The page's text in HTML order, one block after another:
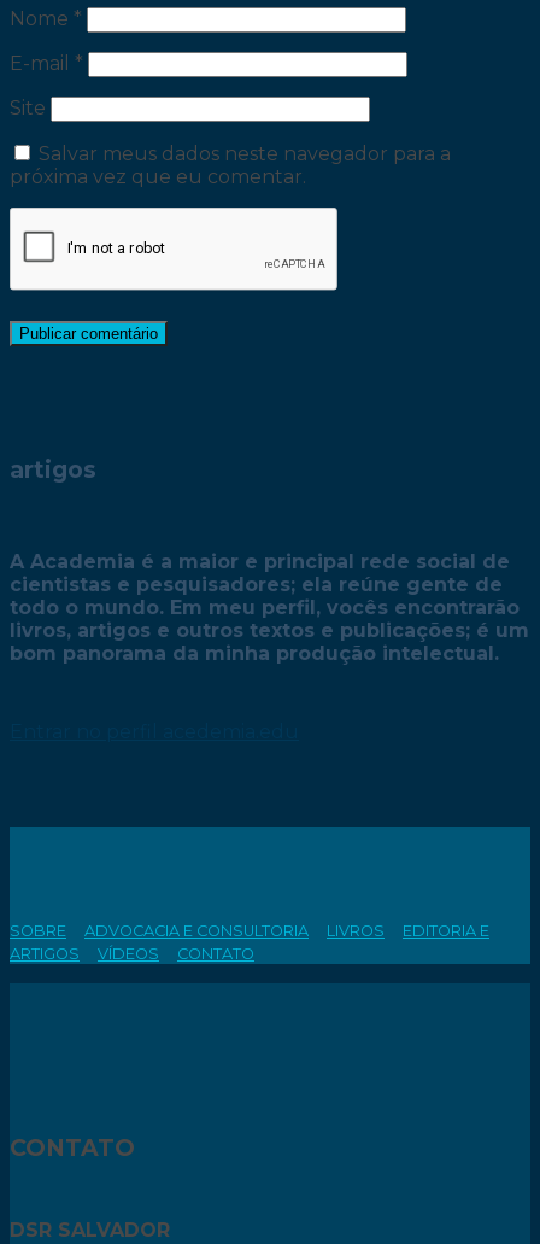
Nome *
E-mail *
Site
Salvar meus dados neste navegador para a
próxima vez que eu comentar.
artigos
A Academia é a maior e principal rede social de
cientistas e pesquisadores; ela reúne gente de
todo o mundo. Em meu perfil, vocês encontrarão
livros, artigos e outros textos e publicações; é um
bom panorama da minha produção intelectual.
SOBRE ADVOCACIA E CONSULTORIA LIVROS
EDITORIA E
ARTIGOS
VÍDEOS CONTATO
CONTATO
DSR SALVADOR